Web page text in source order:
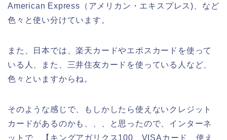
American Express（アメリカン・エキスプレス)、など
色々と使い分けています。
また、日本では、楽天カードやエポスカードを使って
いる人、また、三井住友カードを使っている人など、
色々といますからね。
そのような感じで、もしかしたら使えないクレジット
カードがあるのかも、、、と思ったので、インターネ
ットで、【キングアガリクス100 VISAカード 使え